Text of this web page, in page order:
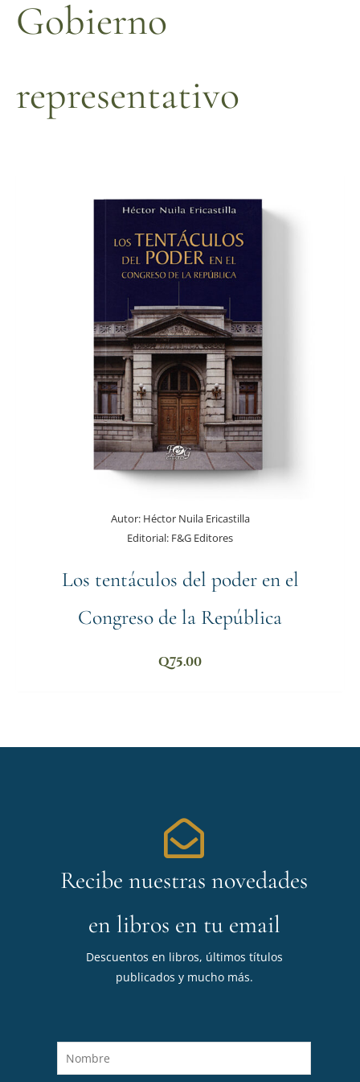
Gobierno
representativo
Autor:Héctor Nuila Ericastilla
Editorial: F&G Editores
Los tentáculos del poder en el
Congreso de la República
Q75.00
Recibe nuestras novedades
en libros en tu email
Descuentos en libros, últimos títulos
publicados y mucho más.
o